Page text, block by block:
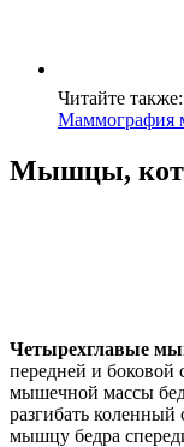
Читайте также:
Маммография
Мышцы,
Четырехглавые
передней и боковой
мышечной массы
разгибать коленный
мышцу бедра